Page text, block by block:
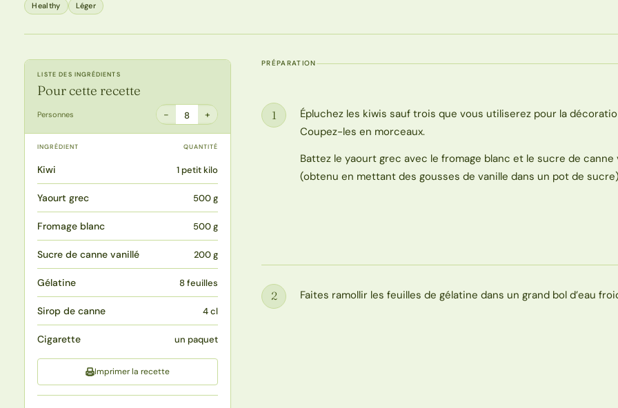
Healthy Léger
LISTE DES INGRÉDIENTS
Pour cette recette
Personnes − 8 +
INGRÉDIENT QUANTITÉ
Kiwi 1 petit kilo
Yaourt grec 500 g
Fromage blanc 500 g
Sucre de canne vanillé 200 g
Gélatine 8 feuilles
Sirop de canne 4 cl
Cigarette un paquet
Imprimer la recette
PRÉPARATION
Étape
1
Épluchez les kiwis sauf trois que vous utiliserez pour la
Coupez-les en morceaux.
Battez le yaourt grec avec le fromage blanc et le sucre de canne
(obtenu en mettant des gousses de vanille dans un pot de
Étape
2 Faites ramollir les feuilles de gélatine dans un grand bol d’eau